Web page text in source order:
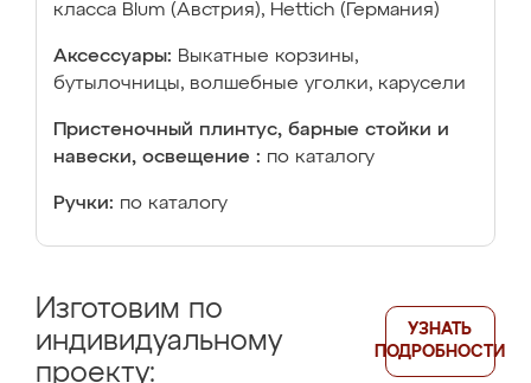
класса Blum (Австрия), Hettich (Германия)
Аксессуары: Выкатные корзины,
бутылочницы, волшебные уголки, карусели
Пристеночный плинтус, барные стойки и
навески, освещение : по каталогу
Ручки: по каталогу
Изготовим по
индивидуальному
проекту:
УЗНАТЬ
ПОДРОБНОСТИ